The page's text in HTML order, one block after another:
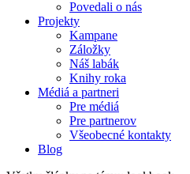
Povedali o nás
Projekty
Kampane
Záložky
Náš labák
Knihy roka
Médiá a partneri
Pre médiá
Pre partnerov
Všeobecné kontakty
Blog